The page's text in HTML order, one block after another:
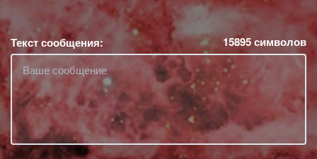
Текст сообщения: 15895символов